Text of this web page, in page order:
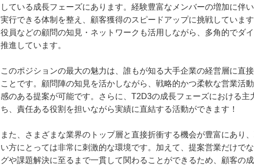
している成長フェーズにあります。経験豊富なメンバーの増加に伴
実行できる体制を整え、顧客獲得のスピードアップに挑戦していま
役員などの顧問の知見・ネットワークも活用しながら、多角的でダ
推進しています。
このポジションの最大の魅力は、誰もが知る大手企業の経営層に直
ことです。顧問陣の知見を活かしながら、戦略的かつ柔軟な営業活
感のある提案が可能です。さらに、T2D3の成長フェーズにおける主
ち、責任ある役割を担いながら実績に直結する活動ができます！
また、さまざまな業界のトップ層と直接折衝する機会が豊富にあり
い方にとっては非常に刺激的な環境です。加えて、提案営業だけで
グや課題解決に至るまで一貫して関わることができるため、顧客の